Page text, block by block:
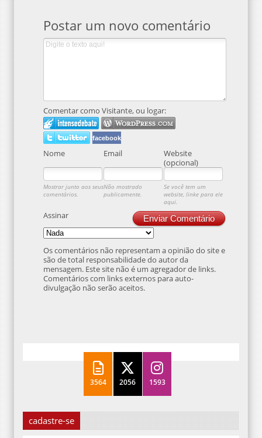
Postar um novo comentário
Comentar como Visitante, ou logar:
facebook
Nome Email
Website
(opcional)
Mostrar junto aos seus
comentários.
Não mostrado
publicamente.
Se você tem um
website, linke para ele
aqui.
Enviar Comentário
Assinar
Os comentários não representam a opinião do site e
são de total responsabilidade do autor da
mensagem. Este site não é um agregador de links.
Comentários com links externos para auto-
divulgação não serão aceitos.
3564 2056 1593
cadastre-se